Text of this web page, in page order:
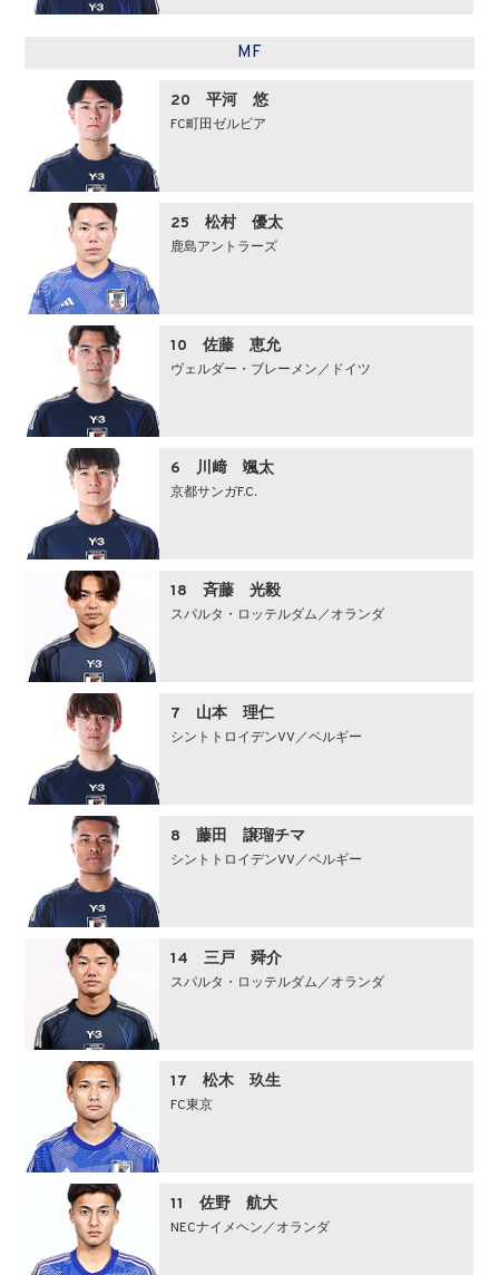
MF
20 平河 悠
FC町田ゼルビア
25 松村 優太
鹿島アントラーズ
10 佐藤 恵允
ヴェルダー・ブレーメン／ドイツ
6 川﨑 颯太
京都サンガF.C.
18 斉藤 光毅
スパルタ・ロッテルダム／オランダ
7 山本 理仁
シントトロイデンVV／ベルギー
8 藤田 譲瑠チマ
シントトロイデンVV／ベルギー
14 三戸 舜介
スパルタ・ロッテルダム／オランダ
17 松木 玖生
FC東京
11 佐野 航大
NECナイメヘン／オランダ